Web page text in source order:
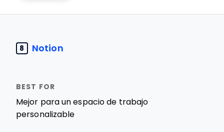
8 Notion
Mejor para un espacio de trabajo
personalizable